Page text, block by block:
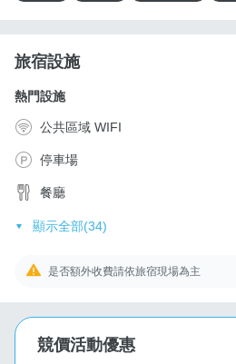
旅宿設施
熱門設施
公共區域 WIFI
停車場
餐廳
顯示全部(34)
是否額外收費請依旅宿現場為主
競價活動優惠